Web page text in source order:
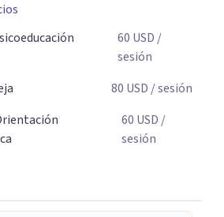
de impulsar un bienestar
60 USD /
sesión
80 USD / sesión
60 USD /
sesión